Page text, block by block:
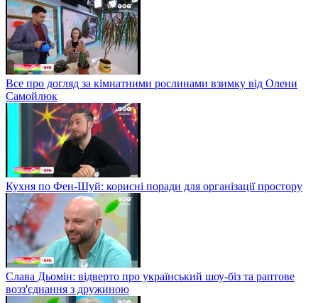
Все про догляд за кімнатними рослинами взимку від Олени
Самойлюк
Кухня по Фен-Шуй: корисні поради для організації простору
Слава Дьомін: відверто про український шоу-біз та раптове
возз'єднання з дружиною